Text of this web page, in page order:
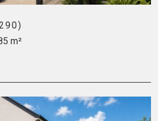
m²